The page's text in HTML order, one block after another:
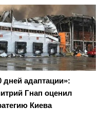
дней адаптации»:
Гнап оценил
Киева